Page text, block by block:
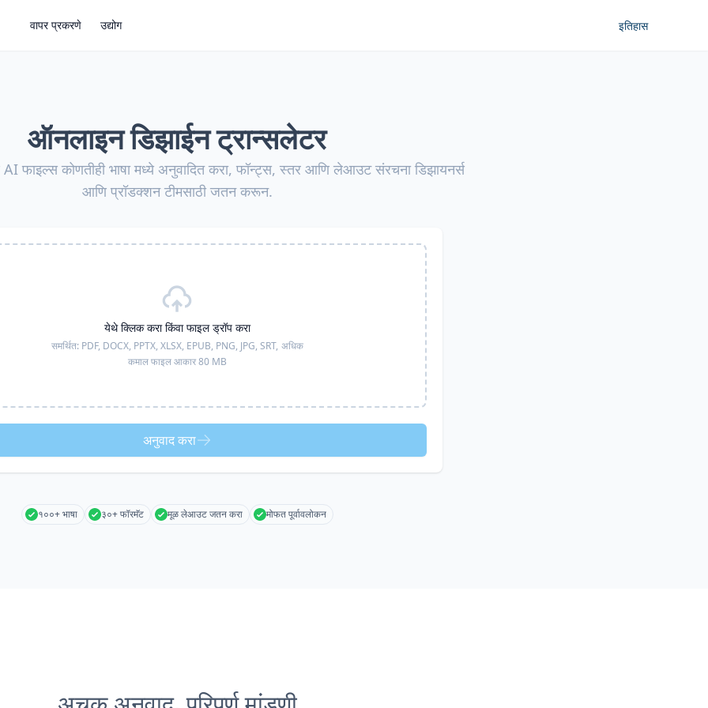
वापर प्रकरणे उद्योग इतिहास
ऑनलाइन डिझाईन ट्रान्सलेटर
फाइल्स कोणतीही भाषा मध्ये अनुवादित करा, फॉन्ट्स, स्तर आणि लेआउट संरचना डिझायनर्स
आणि प्रॉडक्शन टीमसाठी जतन करून.
येथे क्लिक करा किंवा फाइल ड्रॉप करा
समर्थित: PDF, DOCX, PPTX, XLSX, EPUB, PNG, JPG, SRT, अधिक
कमाल फाइल आकार 80 MB
अनुवाद करा
१००+ भाषा ३०+ फॉरमॅट मूळ लेआउट जतन करा मोफत पूर्वावलोकन